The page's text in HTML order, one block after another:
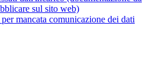
sul sito web)
mancata comunicazione dei dati